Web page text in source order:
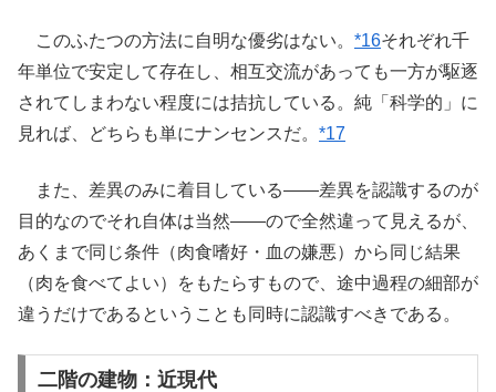
このふたつの方法に自明な優劣はない。 *16それぞれ千
年単位で安定して存在し、相互交流があっても一方が駆逐
されてしまわない程度には拮抗している。純「科学的」に
見れば、どちらも単にナンセンスだ。 *17
また、差異のみに着目している――差異を認識するのが
目的なのでそれ自体は当然――ので全然違って見えるが、
あくまで同じ条件（肉食嗜好・血の嫌悪）から同じ結果
（肉を食べてよい）をもたらすもので、途中過程の細部が
違うだけであるということも同時に認識すべきである。
二階の建物：近現代